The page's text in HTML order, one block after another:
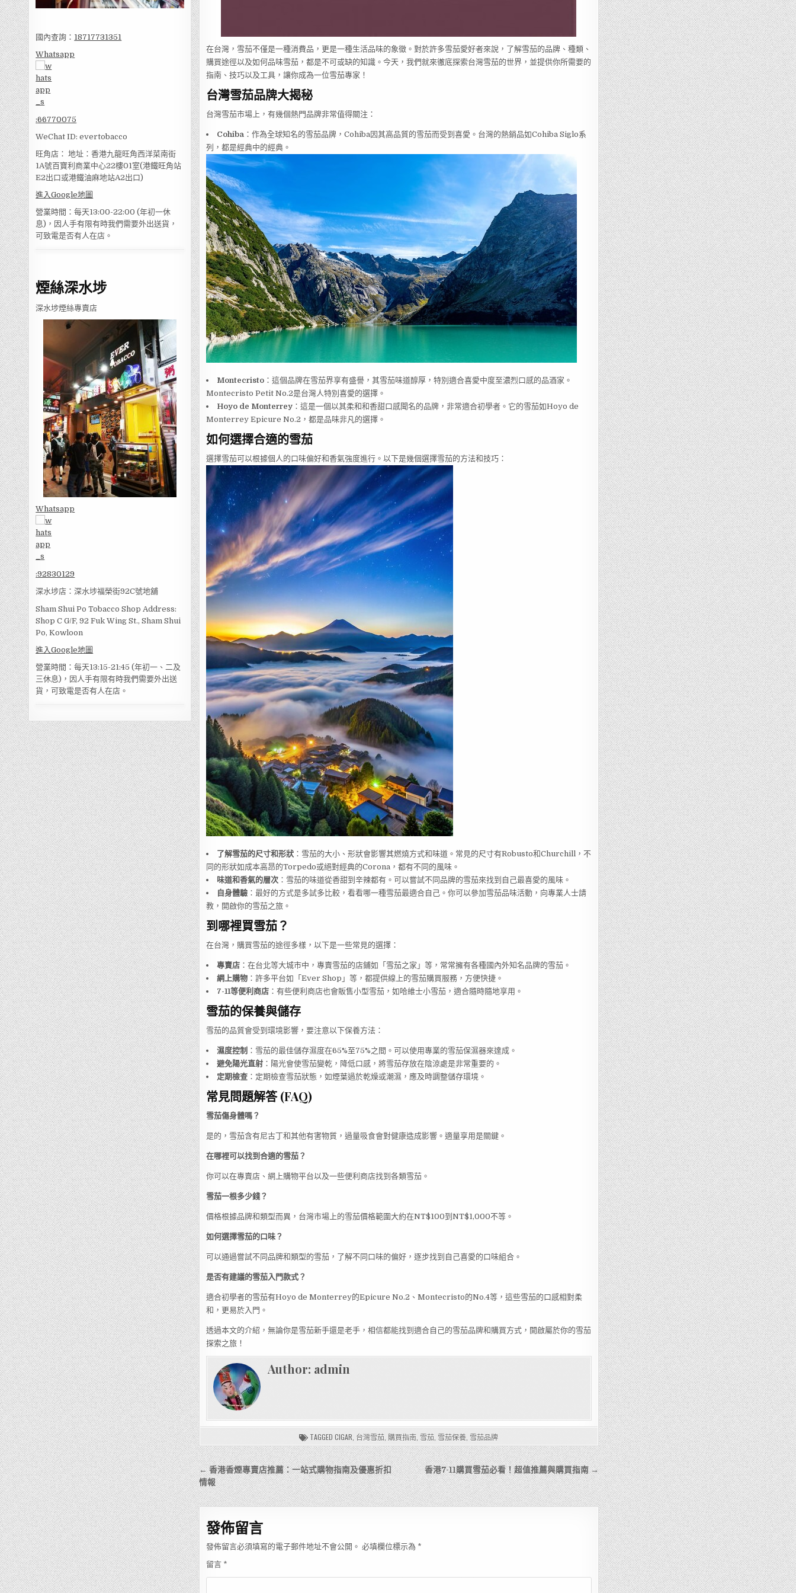
國內查詢： 18717731351
Whatsapp
:66770075
WeChat ID: evertobacco
旺角店： 地址：香港九龍旺角西洋菜南街
1A號百寶利商業中心22樓01室(港鐵旺角站
E2出口或港鐵油麻地站A2出口)
進入Google地圖
營業時間：每天13:00-22:00 (年初一休
息)，因人手有限有時我們需要外出送貨，
可致電是否有人在店。
煙絲深水埗
深水埗煙絲專賣店
Whatsapp
:92830129
深水埗店：深水埗福榮街92C號地舖
Sham Shui Po Tobacco Shop Address:
Shop C G/F, 92 Fuk Wing St., Sham Shui
Po, Kowloon
進入Google地圖
營業時間：每天13:15-21:45 (年初一、二及
三休息)，因人手有限有時我們需要外出送
貨，可致電是否有人在店。
在台灣，雪茄不僅是一種消費品，更是一種生活品味的象徵。對於許多雪茄愛好者來說，了解雪茄的品牌、種類、
購買途徑以及如何品味雪茄，都是不可或缺的知識。今天，我們就來徹底探索台灣雪茄的世界，並提供你所需要的
指南、技巧以及工具，讓你成為一位雪茄專家！
台灣雪茄品牌大揭秘
台灣雪茄市場上，有幾個熱門品牌非常值得關注：
Cohiba：作為全球知名的雪茄品牌，Cohiba因其高品質的雪茄而受到喜愛。台灣的熱銷品如Cohiba Siglo系
列，都是經典中的經典。
Montecristo：這個品牌在雪茄界享有盛譽，其雪茄味道醇厚，特別適合喜愛中度至濃烈口感的品酒家。
Montecristo Petit No.2是台灣人特別喜愛的選擇。
Hoyo de Monterrey：這是一個以其柔和和香甜口感聞名的品牌，非常適合初學者。它的雪茄如Hoyo de
Monterrey Epicure No.2，都是品味非凡的選擇。
如何選擇合適的雪茄
選擇雪茄可以根據個人的口味偏好和香氣強度進行。以下是幾個選擇雪茄的方法和技巧：
了解雪茄的尺寸和形狀：雪茄的大小、形狀會影響其燃燒方式和味道。常見的尺寸有Robusto和Churchill，不
同的形狀如成本高昂的Torpedo或絕對經典的Corona，都有不同的風味。
味道和香氣的層次：雪茄的味道從香甜到辛辣都有。可以嘗試不同品牌的雪茄來找到自己最喜愛的風味。
自身體驗：最好的方式是多試多比較，看看哪一種雪茄最適合自己。你可以參加雪茄品味活動，向專業人士請
教，開啟你的雪茄之旅。
到哪裡買雪茄？
在台灣，購買雪茄的途徑多樣，以下是一些常見的選擇：
專賣店：在台北等大城市中，專賣雪茄的店鋪如「雪茄之家」等，常常擁有各種國內外知名品牌的雪茄。
網上購物：許多平台如「Ever Shop」等，都提供線上的雪茄購買服務，方便快捷。
7-11等便利商店：有些便利商店也會販售小型雪茄，如哈維士小雪茄，適合隨時隨地享用。
雪茄的保養與儲存
雪茄的品質會受到環境影響，要注意以下保養方法：
濕度控制 ：雪茄的最佳儲存濕度在65%至75%之間。可以使用專業的雪茄保濕器來達成。
避免陽光直射：陽光會使雪茄變乾，降低口感，將雪茄存放在陰涼處是非常重要的。
定期檢查：定期檢查雪茄狀態，如煙葉過於乾燥或潮濕，應及時調整儲存環境。
常見問題解答 (FAQ)
雪茄傷身體嗎？
是的，雪茄含有尼古丁和其他有害物質，過量吸食會對健康造成影響。適量享用是關鍵。
在哪裡可以找到合適的雪茄？
你可以在專賣店、網上購物平台以及一些便利商店找到各類雪茄。
雪茄一根多少錢？
價格根據品牌和類型而異，台灣市場上的雪茄價格範圍大約在NT$100到NT$1,000不等。
如何選擇雪茄的口味？
可以通過嘗試不同品牌和類型的雪茄，了解不同口味的偏好，逐步找到自己喜愛的口味組合。
是否有建議的雪茄入門款式？
適合初學者的雪茄有Hoyo de Monterrey的Epicure No.2、Montecristo的No.4等，這些雪茄的口感相對柔
和，更易於入門。
透過本文的介紹，無論你是雪茄新手還是老手，相信都能找到適合自己的雪茄品牌和購買方式，開啟屬於你的雪茄
探索之旅！
Author: admin
TAGGEDCIGAR 台灣雪茄 購買指南 雪茄 雪茄保養 雪茄品牌
文
章
導
覽
香港7-11購買雪茄必看！超值推薦與購買指南 →
← 香港香煙專賣店推薦：一站式購物指南及優惠折扣
情報
發佈留言
發佈留言必須填寫的電子郵件地址不會公開。 必填欄位標示為 *
留言 *